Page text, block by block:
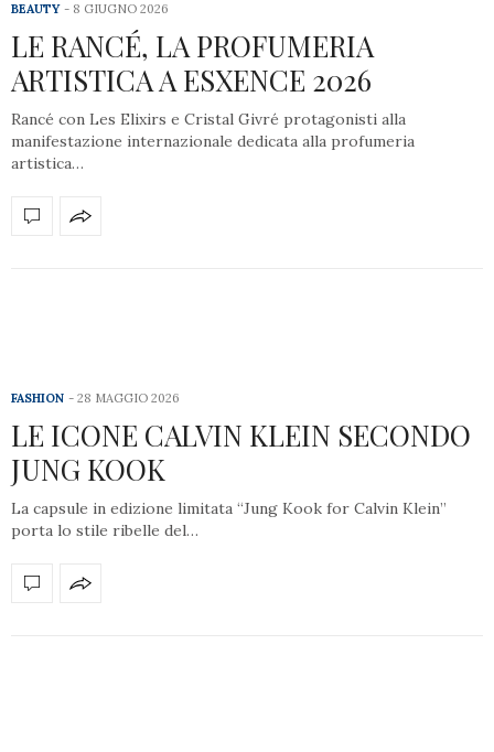
BEAUTY 8 GIUGNO 2026
LE RANCÉ, LA PROFUMERIA
ARTISTICA A ESXENCE 2026
Rancé con Les Elixirs e Cristal Givré protagonisti alla
manifestazione internazionale dedicata alla profumeria
artistica…
FASHION 28 MAGGIO 2026
LE ICONE CALVIN KLEIN SECONDO
JUNG KOOK
La capsule in edizione limitata “Jung Kook for Calvin Klein”
porta lo stile ribelle del…